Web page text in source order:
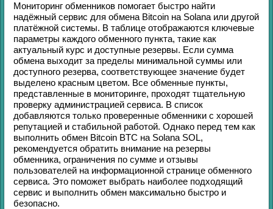
Мониторинг обменников помогает быстро найти
надёжный сервис для обмена Bitcoin на Solana или другой
платёжной системы. В таблице отображаются ключевые
параметры каждого обменного пункта, такие как
актуальный курс и доступные резервы. Если сумма
обмена выходит за пределы минимальной суммы или
доступного резерва, соответствующее значение будет
выделено красным цветом. Все обменные пункты,
представленные в мониторинге, проходят тщательную
проверку администрацией сервиса. В список
добавляются только проверенные обменники с хорошей
репутацией и стабильной работой. Однако перед тем как
выполнить обмен Bitcoin BTC на Solana SOL,
рекомендуется обратить внимание на резервы
обменника, ограничения по сумме и отзывы
пользователей на информационной странице обменного
сервиса. Это поможет выбрать наиболее подходящий
сервис и выполнить обмен максимально быстро и
безопасно.